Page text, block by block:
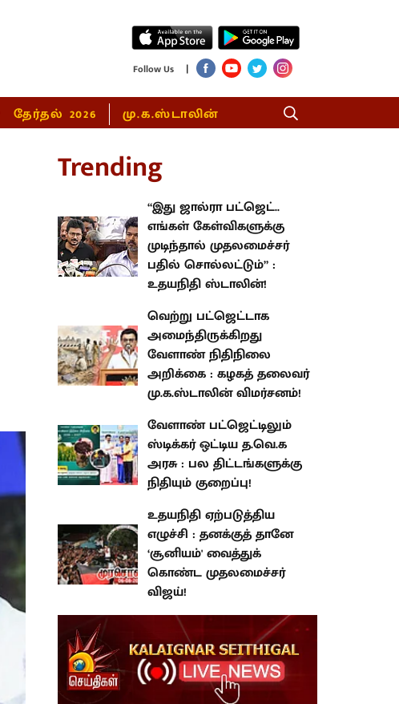
Follow Us |
தேர்தல் 2026 மு.க.ஸ்டாலின்
Trending
“இது ஜால்ரா பட்ஜெட்.. எங்கள்
கேள்விகளுக்கு முடிந்தால்
முதலமைச்சர் பதில் சொல்லட்டும்”
: உதயநிதி ஸ்டாலின்!
வெற்று பட்ஜெட்டாக
அமைந்திருக்கிறது வேளாண்
நிதிநிலை அறிக்கை : கழகத்
தலைவர் மு.க.ஸ்டாலின்
விமர்சனம்!
வேளாண் பட்ஜெட்டிலும் ஸ்டிக்கர்
ஒட்டிய த.வெ.க அரசு : பல
திட்டங்களுக்கு நிதியும் குறைப்பு!
உதயநிதி ஏற்படுத்திய எழுச்சி :
வைத்துக் கொண்ட முதலமைச்சர்
விஜய்!
Latest Stories